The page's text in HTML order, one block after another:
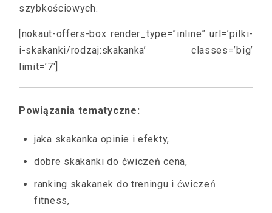
szybkościowych.
[nokaut-offers-box render_type=”inline” url=’pilki-
i-skakanki/rodzaj:skakanka’ classes=’big’
limit=’7′]
Powiązania tematyczne:
jaka skakanka opinie i efekty,
dobre skakanki do ćwiczeń cena,
ranking skakanek do treningu i ćwiczeń
fitness,